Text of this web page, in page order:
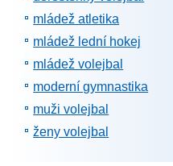
mládež atletika
mládež lední hokej
mládež volejbal
moderní gymnastika
muži volejbal
ženy volejbal